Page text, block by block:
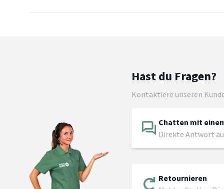
Hast du Fragen?
Kontaktiere unseren
Chatten mit
Direkte Antwort
Retournieren